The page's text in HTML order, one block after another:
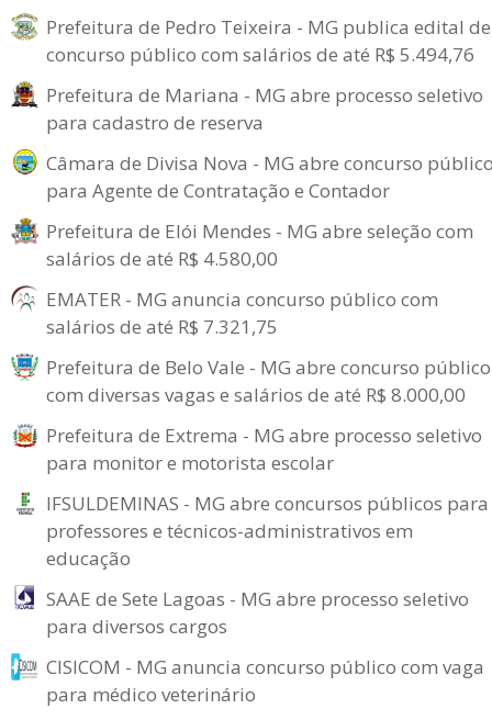
Prefeitura de Pedro Teixeira - MG publica edital de
concurso público com salários de até R$ 5.494,76
Prefeitura de Mariana - MG abre processo seletivo
para cadastro de reserva
Câmara de Divisa Nova - MG abre concurso
para Agente de Contratação e Contador
Prefeitura de Elói Mendes - MG abre seleção com
salários de até R$ 4.580,00
EMATER - MG anuncia concurso público com
salários de até R$ 7.321,75
Prefeitura de Belo Vale - MG abre concurso público
com diversas vagas e salários de até R$ 8.000,00
Prefeitura de Extrema - MG abre processo seletivo
para monitor e motorista escolar
IFSULDEMINAS - MG abre concursos públicos para
professores e técnicos-administrativos em
educação
SAAE de Sete Lagoas - MG abre processo seletivo
para diversos cargos
CISICOM - MG anuncia concurso público com vaga
para médico veterinário